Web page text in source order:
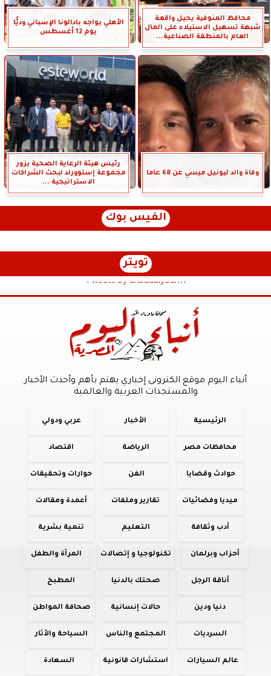
محافظ المنوفية يحيل واقعة
شبهة تسهيل الاستيلاء على المال
العام بالمنطقة الصناعية...
الأهلي يواجه بادالونا الإسباني وديًّا
يوم 12 أغسطس
وفاة والد ليونيل ميسي عن 68 عاما
رئيس هيئة الرعاية الصحية يزور
مجموعة إستوورلد لبحث الشراكات
الاستراتيجية ...
الفيس بوك
تويتر
Tweets by anbaaalyoum1
أنباء اليوم موقع الكترونى إخباري يهتم بأهم وأحدث الأخبار
والمستجدات العربية والعالمية
الرئيسية الأخبار عربي ودولي
محافظات مصر الرياضة اقتصاد
حوادث وقضايا الفن حوارات وتحقيقات
ميديا وفضائيات تقارير وملفات أعمدة ومقالات
أدب وثقافة التعليم تنمية بشرية
أحزاب وبرلمان تكنولوجيا و إتصالات المرأة والطفل
أناقة الرجل صحتك بالدنيا المطبخ
دنيا ودين حالات إنسانية صحافة المواطن
السرديات المجتمع والناس السياحة والأثار
عالم السيارات استشارات قانونية السعادة